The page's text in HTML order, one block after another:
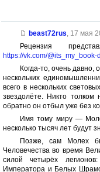
beast72rus 17 мая
Рецензия
https://vk.com/
Когда-то, очень давно,
нескольких
всего в нескольких
звездолёте. Никто
обратно он отбыл уже без
Имя тому миру —
несколько тысяч лет будут
Позже, сам Молех
Человечества во время
силой четырёх
Императора и Белых